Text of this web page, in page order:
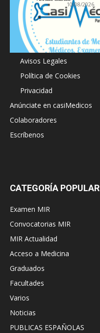
10/08/2026
Acerca de
Avisos Legales
Política de Cookies
Privacidad
Anúnciate en casiMedicos
Colaboradores
Escríbenos
CATEGORÍA POPULAR
Examen MIR
Convocatorias MIR
MIR Actualidad
Acceso a Medicina
Graduados
Facultades
Varios
Noticias
PUBLICAS ESPAÑOLAS